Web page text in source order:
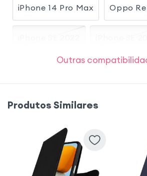
iPhone 14 Pro Max Oppo
Samsung Galaxy
Samsung Galaxy M23
Outras
Produtos Similares